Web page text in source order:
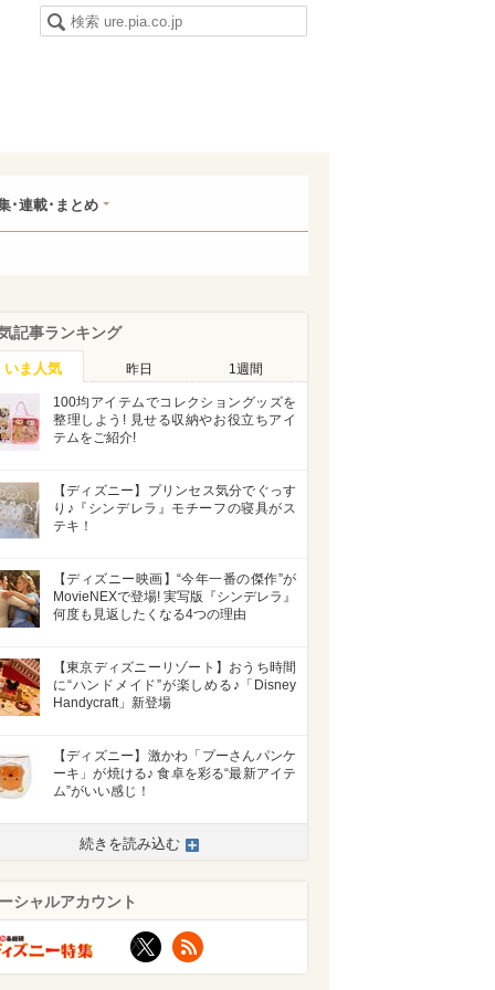
･連載･まとめ
記事ランキング
いま人気 昨日 1週間
100均アイテムでコレクショングッズを
整理しよう! 見せる収納やお役立ちアイ
テムをご紹介!
【ディズニー】プリンセス気分でぐっす
り♪『シンデレラ』モチーフの寝具がス
テキ！
【ディズニー映画】“今年一番の傑作”が
MovieNEXで登場! 実写版『シンデレラ』
何度も見返したくなる4つの理由
【東京ディズニーリゾート】おうち時間
に“ハンドメイド”が楽しめる♪「Disney
Handycraft」新登場
【ディズニー】激かわ「プーさんパンケ
ーキ」が焼ける♪ 食卓を彩る“最新アイテ
ム”がいい感じ！
続きを読み込む
シャルアカウント
X